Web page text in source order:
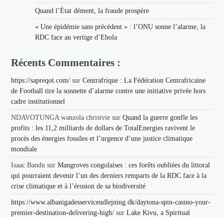
Quand l’État dément, la fraude prospère
« Une épidémie sans précédent » : l’ONU sonne l’alarme, la
RDC face au vertige d’Ebola
Récents Commentaires :
https://sapreqot.com/ surCentrafrique : La Fédération Centrafricaine
de Football tire la sonnette d’alarme contre une initiative privée hors
cadre institutionnel
NDAVOTUNGA wanzola christvie surQuand la guerre gonfle les
profits : les 11,2 milliards de dollars de TotalEnergies ravivent le
procès des énergies fossiles et l’urgence d’une justice climatique
mondiale
Isaac Bandu surMangroves congolaises : ces forêts oubliées du littoral
qui pourraient devenir l’un des derniers remparts de la RDC face à la
crise climatique et à l’érosion de sa biodiversité
https://www.albanigadesserviceudlejning.dk/daytona-spin-casino-your-
premier-destination-delivering-high/ surLake Kivu, a Spiritual